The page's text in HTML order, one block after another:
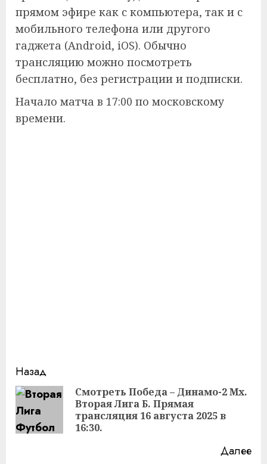
прямом эфире как с компьютера, так и с
мобильного телефона или другого
гаджета (Android, iOS). Обычно
трансляцию можно посмотреть
бесплатно, без регистрации и подписки.
Начало матча в 17:00 по московскому
времени.
Продолжить
чтение
Назад
Смотреть Победа – Динамо-2 Мх.
Вторая Лига Б. Прямая
трансляция 16 августа 2025 в
16:30.
Далее